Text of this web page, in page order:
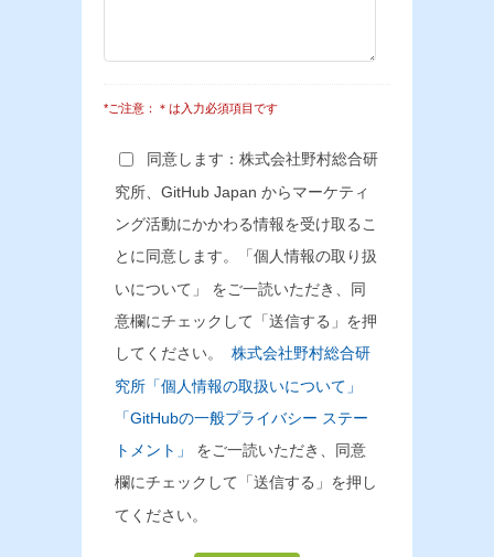
*ご注意：＊は入力必須項目です
同意します：株式会社野村総合研
究所、GitHub Japan からマーケティ
ング活動にかかわる情報を受け取るこ
とに同意します。「個人情報の取り扱
いについて」 をご一読いただき、同
意欄にチェックして「送信する」を押
してください。 株式会社野村総合研
究所「個人情報の取扱いについて」
「GitHubの一般プライバシー ステー
トメント」
をご一読いただき、同意
欄にチェックして「送信する」を押し
てください。